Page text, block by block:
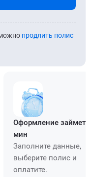
продлить полис
Оформление займет
мин
Заполните данные,
выберите полис и
оплатите.